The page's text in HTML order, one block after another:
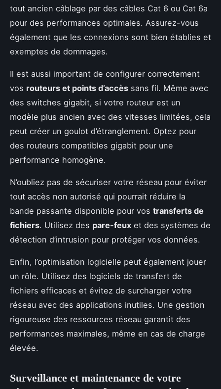
tout ancien câblage par des câbles Cat 6 ou Cat 6a
pour des performances optimales. Assurez-vous
également que les connexions sont bien établies et
exemptes de dommages.
Il est aussi important de configurer correctement
vos routeurs et points d’accès sans fil. Même avec
des switches gigabit, si votre routeur est un
modèle plus ancien avec des vitesses limitées, cela
peut créer un goulot d’étranglement. Optez pour
des routeurs compatibles gigabit pour une
performance homogène.
N’oubliez pas de sécuriser votre réseau pour éviter
tout accès non autorisé qui pourrait réduire la
bande passante disponible pour vos transferts de
fichiers. Utilisez des pare-feux et des systèmes de
détection d’intrusion pour protéger vos données.
Enfin, l’optimisation logicielle peut également jouer
un rôle. Utilisez des logiciels de transfert de
fichiers efficaces et évitez de surcharger votre
réseau avec des applications inutiles. Une gestion
rigoureuse des ressources réseau garantit des
performances maximales, même en cas de charge
élevée.
Surveillance et maintenance de votre